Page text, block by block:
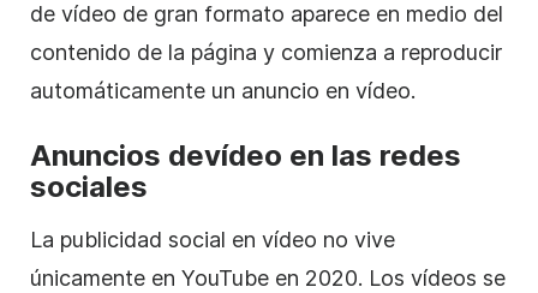
de vídeo de gran formato aparece en medio del
contenido de la página y comienza a reproducir
automáticamente un anuncio en vídeo.
Anuncios devídeo en las redes
sociales
La publicidad social en vídeo no vive
únicamente en YouTube en 2020. Los vídeos se